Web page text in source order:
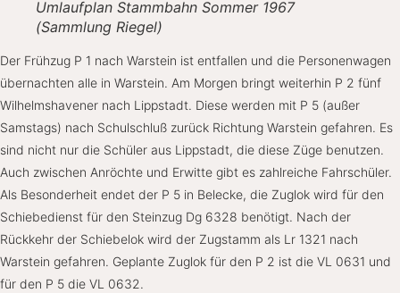
Umlaufplan Stammbahn Sommer 1967
(Sammlung Riegel)
Der Frühzug P 1 nach Warstein ist entfallen und die Personenwagen
übernachten alle in Warstein. Am Morgen bringt weiterhin P 2 fünf
Wilhelmshavener nach Lippstadt. Diese werden mit P 5 (außer
Samstags) nach Schulschluß zurück Richtung Warstein gefahren. Es
sind nicht nur die Schüler aus Lippstadt, die diese Züge benutzen.
Auch zwischen Anröchte und Erwitte gibt es zahlreiche Fahrschüler.
Als Besonderheit endet der P 5 in Belecke, die Zuglok wird für den
Schiebedienst für den Steinzug Dg 6328 benötigt. Nach der
Rückkehr der Schiebelok wird der Zugstamm als Lr 1321 nach
Warstein gefahren. Geplante Zuglok für den P 2 ist die VL 0631 und
für den P 5 die VL 0632.